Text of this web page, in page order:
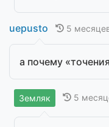
uepusto 5
а почему
Земляк 5